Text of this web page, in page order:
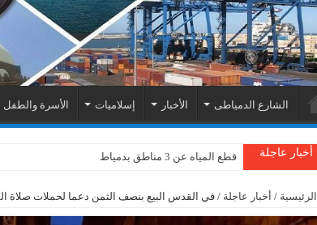
الشارع الدمياطى الأخبار إسلاميات الأسرة والطفل
أخبار عاجلة قطع المياه عن 3 مناطق بدمياط
الرئيسية / أخبار عاجلة / في القدس البيع بنصف الثمن دعما لحملات صلاة